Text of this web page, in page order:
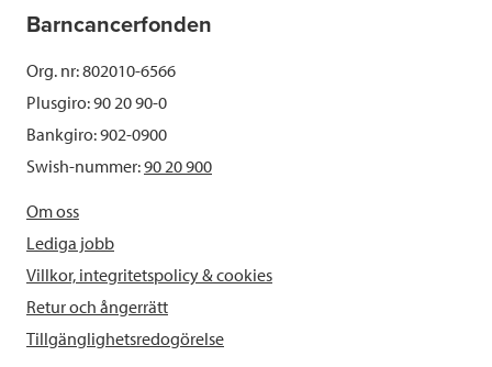
Barncancerfonden
Org. nr: 802010-6566
Plusgiro: 90 20 90-0
Bankgiro: 902-0900
Swish-nummer:90 20 900
Om oss
Lediga jobb
Villkor, integritetspolicy & cookies
Retur och ångerrätt
Tillgänglighetsredogörelse